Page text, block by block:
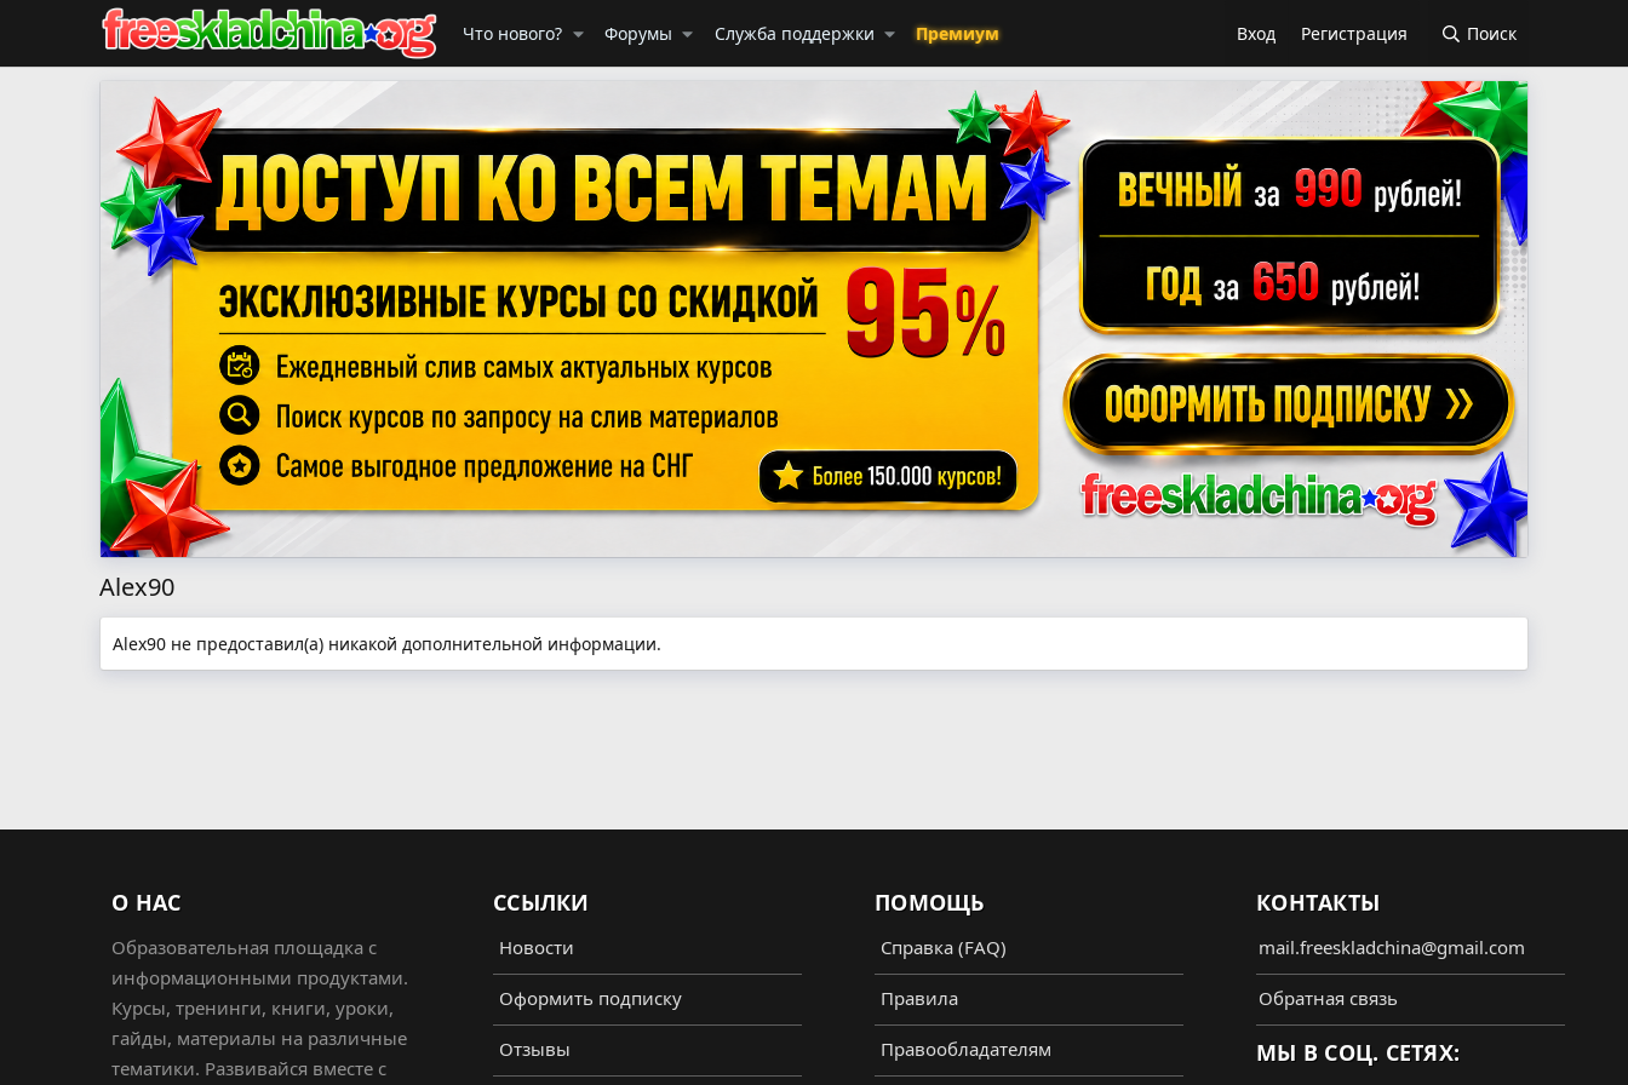
Что нового? Форумы Служба поддержки Премиум Вход Регистрация Поиск
Alex90
Alex90 не предоставил(а) никакой дополнительной информации.
О НАС
Образовательная площадка с
информационными продуктами.
Курсы, тренинги, книги, уроки,
гайды, материалы на различные
тематики. Развивайся вместе с
ССЫЛКИ
Новости
Оформить подписку
Отзывы
ПОМОЩЬ
Справка (FAQ)
Правила
Правообладателям
КОНТАКТЫ
mail.freeskladchina@gmail.com
Обратная связь
МЫ В СОЦ. СЕТЯХ: